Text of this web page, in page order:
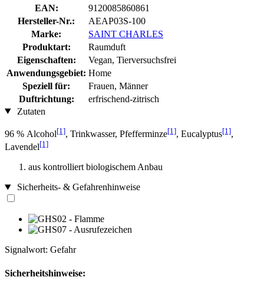
EAN:
9120085860861
Hersteller-Nr.:
AEAP03S-100
Marke:
SAINT CHARLES
Produktart:
Raumduft
Eigenschaften:
Vegan, Tierversuchsfrei
Anwendungsgebiet: Home
Speziell für:
Frauen, Männer
Duftrichtung:
erfrischend-zitrisch
Zutaten
96 % Alcohol[1], Trinkwasser, Pfefferminze[1], Eucalyptus[1],
Lavendel[1]
aus kontrolliert biologischem Anbau
Sicherheits- & Gefahrenhinweise
Signalwort: Gefahr
Sicherheitshinweise: